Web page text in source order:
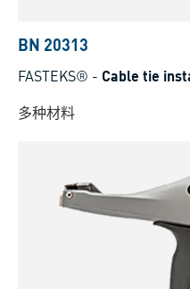
BN 20313
FASTEKS® - Cable tie
多种材料